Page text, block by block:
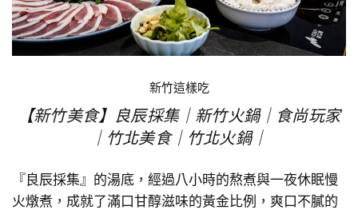
新竹這樣吃
【新竹美食】良辰採集｜新竹火鍋｜食尚玩家
｜竹北美食｜竹北火鍋｜
『良辰採集』的湯底，經過八小時的熬煮與一夜休眠慢
火燉煮，成就了滿口甘醇滋味的黃金比例，爽口不膩的